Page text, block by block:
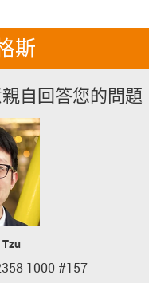
斯
自回答您的問題
1000 #157